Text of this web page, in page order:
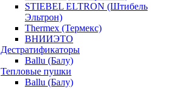
STIEBEL ELTRON (Штибель
Эльтрон)
Thermex (Термекс)
ВНИИЭТО
Дестратификаторы
Ballu (Балу)
Тепловые пушки
Ballu (Балу)